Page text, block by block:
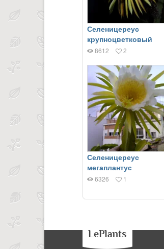
Селеницереус
крупноцветковый
8612 2
Селеницереус
мегаплантус
6326 1